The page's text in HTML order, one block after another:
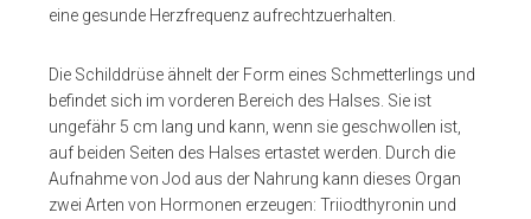
eine gesunde Herzfrequenz aufrechtzuerhalten.
Die Schilddrüse ähnelt der Form eines Schmetterlings und
befindet sich im vorderen Bereich des Halses. Sie ist
ungefähr 5 cm lang und kann, wenn sie geschwollen ist,
auf beiden Seiten des Halses ertastet werden. Durch die
Aufnahme von Jod aus der Nahrung kann dieses Organ
zwei Arten von Hormonen erzeugen: Triiodthyronin und